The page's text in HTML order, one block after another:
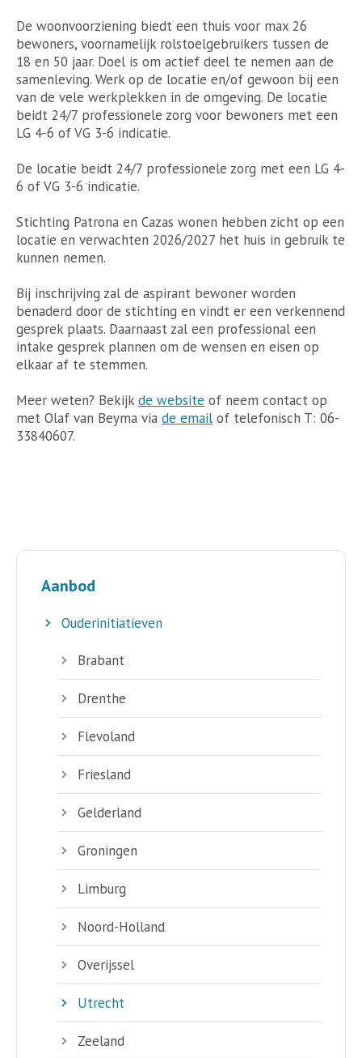
Aanbod
Ouderinitiatieven
Brabant
Drenthe
Flevoland
Friesland
Gelderland
Groningen
Limburg
Noord-Holland
Overijssel
Utrecht
Zeeland
De woonvoorziening biedt een thuis voor max 26
bewoners, voornamelijk rolstoelgebruikers tussen de
18 en 50 jaar. Doel is om actief deel te nemen aan de
samenleving. Werk op de locatie en/of gewoon bij een
van de vele werkplekken in de omgeving. De locatie
beidt 24/7 professionele zorg voor bewoners met een
LG 4-6 of VG 3-6 indicatie.
De locatie beidt 24/7 professionele zorg met een LG 4-
6 of VG 3-6 indicatie.
Stichting Patrona en Cazas wonen hebben zicht op een
locatie en verwachten 2026/2027 het huis in gebruik te
kunnen nemen.
Bij inschrijving zal de aspirant bewoner worden
benaderd door de stichting en vindt er een verkennend
gesprek plaats. Daarnaast zal een professional een
intake gesprek plannen om de wensen en eisen op
elkaar af te stemmen.
Meer weten? Bekijk de website of neem contact op
met Olaf van Beyma via de email of telefonisch T: 06-
33840607.